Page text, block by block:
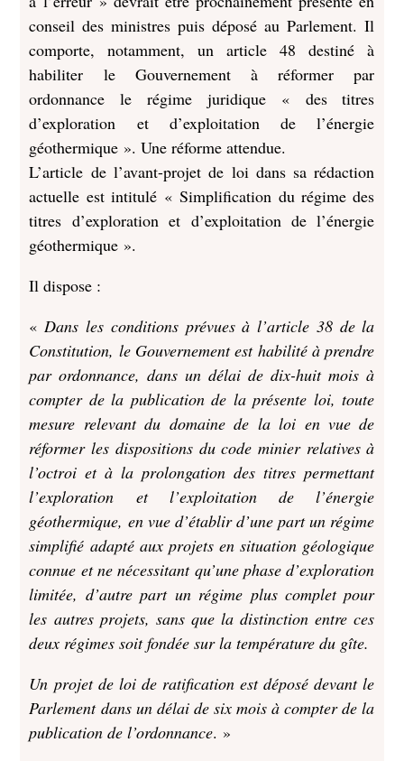
conseil des ministres puis déposé au Parlement. Il
comporte, notamment, un article 48 destiné à
habiliter le Gouvernement à réformer par
ordonnance le régime juridique « des titres
d’exploration et d’exploitation de l’énergie
géothermique ». Une réforme attendue.
L’article de l’avant-projet de loi dans sa rédaction
actuelle est intitulé « Simplification du régime des
titres d’exploration et d’exploitation de l’énergie
géothermique ».
Il dispose :
«Dans les conditions prévues à l’article 38 de la
Constitution, le Gouvernement est habilité à prendre
par ordonnance, dans un délai de dix-huit mois à
compter de la publication de la présente loi, toute
mesure relevant du domaine de la loi en vue de
réformer les dispositions du code minier relatives à
l’octroi et à la prolongation des titres permettant
l’exploration et l’exploitation de l’énergie
géothermique, en vue d’établir d’une part un régime
simplifié adapté aux projets en situation géologique
connue et ne nécessitant qu’une phase d’exploration
limitée, d’autre part un régime plus complet pour
les autres projets, sans que la distinction entre ces
deux régimes soit fondée sur la température du gîte.
Un projet de loi de ratification est déposé devant le
Parlement dans un délai de six mois à compter de la
publication de l’ordonnance. »